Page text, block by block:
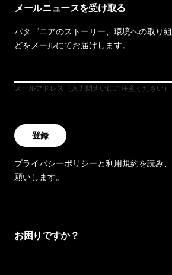
メールニュースを受け取る
パタゴニアのストーリー、環境への取り
どをメールにてお届けします。
メールアドレス（入力間違いにご注意ください）
登録
プライバシーポリシーと利用規約を読み
願いします。
お困りですか？